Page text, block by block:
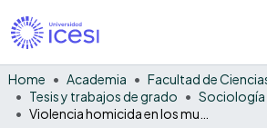
Home Academia
Facultad de
Tesis y trabajos de grado
Sociología